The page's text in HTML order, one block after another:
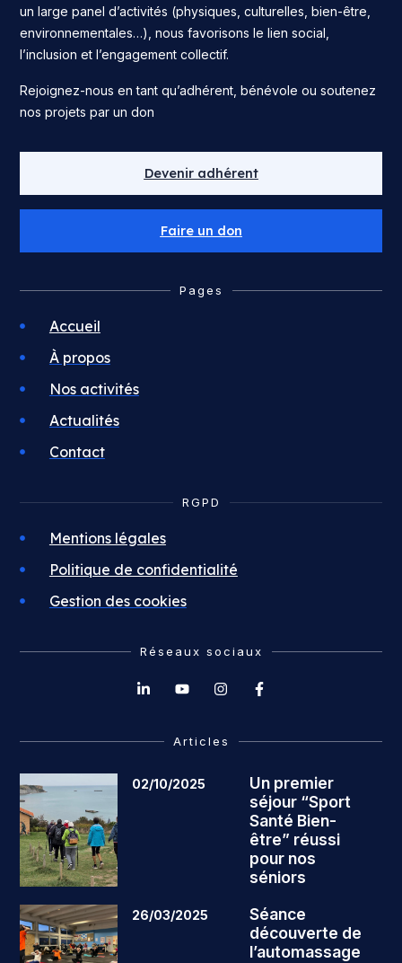
un large panel d’activités (physiques, culturelles, bien-être,
environnementales…), nous favorisons le lien social,
l’inclusion et l’engagement collectif.
Rejoignez-nous en tant qu’adhérent, bénévole ou soutenez
nos projets par un don
Devenir adhérent
Faire un don
Pages
Accueil
À propos
Nos activités
Actualités
Contact
RGPD
Mentions légales
Politique de confidentialité
Gestion des cookies
Réseaux sociaux
Articles
02/10/2025
Un premier
séjour “Sport
Santé Bien-
être” réussi
pour nos
séniors
26/03/2025
Séance
découverte de
l’automassage